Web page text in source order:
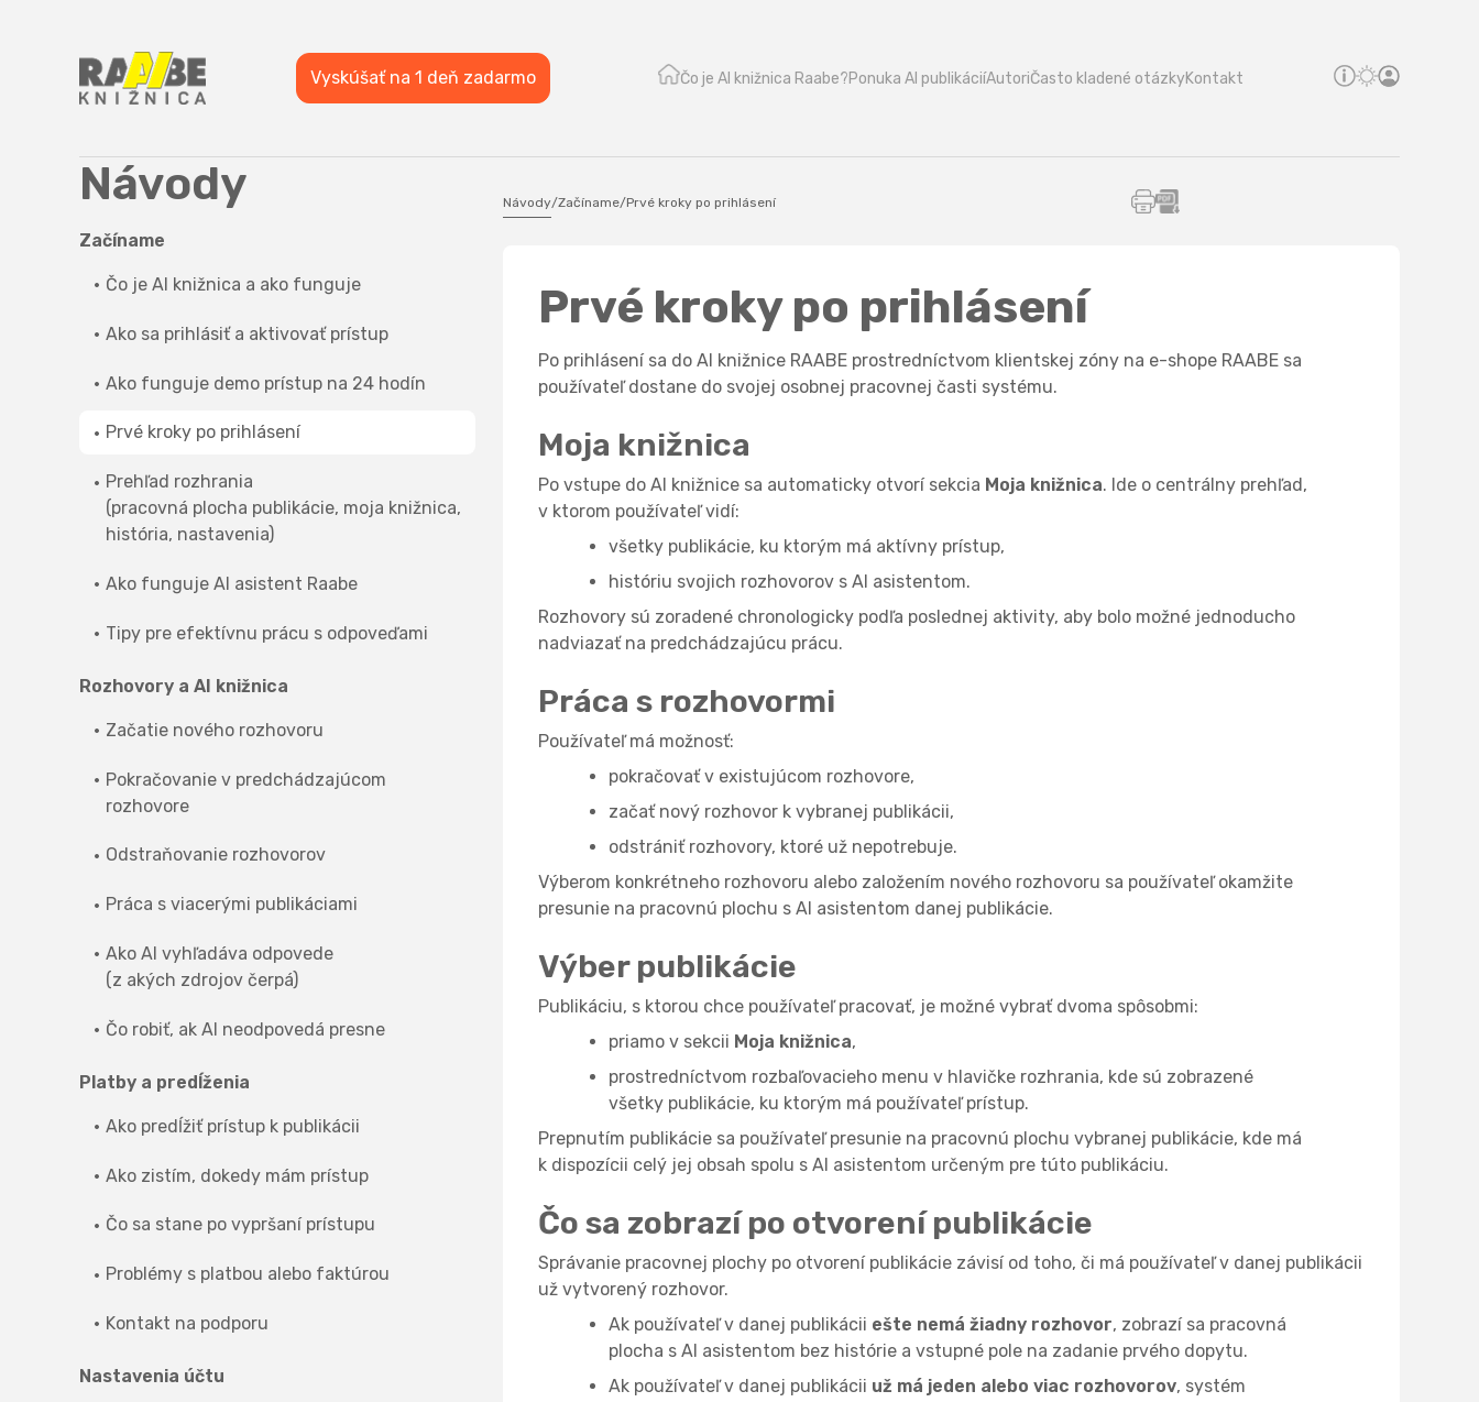
Vyskúšať na 1 deň zadarmo Čo je AI knižnica Raabe?Ponuka AI publikáciíAutoriČasto kladené otázkyKontakt
Návody
Začíname
Čo je AI knižnica a ako funguje
Ako sa prihlásiť a aktivovať prístup
Ako funguje demo prístup na 24 hodín
Prvé kroky po prihlásení
Prehľad rozhrania
(pracovná plocha publikácie, moja knižnica,
história, nastavenia)
Ako funguje AI asistent Raabe
Tipy pre efektívnu prácu s odpoveďami
Rozhovory a AI knižnica
Začatie nového rozhovoru
Pokračovanie v predchádzajúcom
rozhovore
Odstraňovanie rozhovorov
Práca s viacerými publikáciami
Ako AI vyhľadáva odpovede
(z akých zdrojov čerpá)
Čo robiť, ak AI neodpovedá presne
Platby a predĺženia
Ako predĺžiť prístup k publikácii
Ako zistím, dokedy mám prístup
Čo sa stane po vypršaní prístupu
Problémy s platbou alebo faktúrou
Kontakt na podporu
Nastavenia účtu
Návody/Začíname/Prvé kroky po prihlásení
Prvé kroky po prihlásení
Po prihlásení sa do AI knižnice RAABE prostredníctvom klientskej zóny na e-shope RAABE sa
používateľ dostane do svojej osobnej pracovnej časti systému.
Moja knižnica
Po vstupe do AI knižnice sa automaticky otvorí sekcia Moja knižnica. Ide o centrálny prehľad,
v ktorom používateľ vidí:
všetky publikácie, ku ktorým má aktívny prístup,
históriu svojich rozhovorov s AI asistentom.
Rozhovory sú zoradené chronologicky podľa poslednej aktivity, aby bolo možné jednoducho
nadviazať na predchádzajúcu prácu.
Práca s rozhovormi
Používateľ má možnosť:
pokračovať v existujúcom rozhovore,
začať nový rozhovor k vybranej publikácii,
odstrániť rozhovory, ktoré už nepotrebuje.
Výberom konkrétneho rozhovoru alebo založením nového rozhovoru sa používateľ okamžite
presunie na pracovnú plochu s AI asistentom danej publikácie.
Výber publikácie
Publikáciu, s ktorou chce používateľ pracovať, je možné vybrať dvoma spôsobmi:
priamo v sekcii Moja knižnica,
prostredníctvom rozbaľovacieho menu v hlavičke rozhrania, kde sú zobrazené
všetky publikácie, ku ktorým má používateľ prístup.
Prepnutím publikácie sa používateľ presunie na pracovnú plochu vybranej publikácie, kde má
k dispozícii celý jej obsah spolu s AI asistentom určeným pre túto publikáciu.
Čo sa zobrazí po otvorení publikácie
Správanie pracovnej plochy po otvorení publikácie závisí od toho, či má používateľ v danej publikácii
už vytvorený rozhovor.
Ak používateľ v danej publikácii ešte nemá žiadny rozhovor, zobrazí sa pracovná
plocha s AI asistentom bez histórie a vstupné pole na zadanie prvého dopytu.
Ak používateľ v danej publikácii už má jeden alebo viac rozhovorov, systém